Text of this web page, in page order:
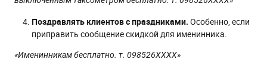
Поздравлять клиентов с праздниками. Особенно, если
приправить сообщение скидкой для именинника.
«Именинникам бесплатно. т. 098526ХХХХ»